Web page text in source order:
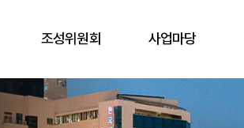
조성위원회 사업마당